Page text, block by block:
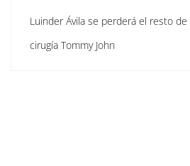
Luinder Ávila se perderá el resto
cirugía Tommy John